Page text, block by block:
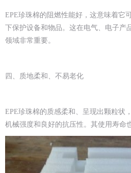
EPE珍珠棉的阻燃性能好，这意味着它
下保护设备和物品。这在电气、电子产
领域非常重要。
四、质地柔和、不易老化
EPE珍珠棉的质感柔和、呈现出颗粒状
机械强度和良好的抗压性。其使用寿命